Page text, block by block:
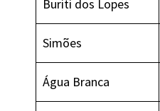
Buriti dos Lopes
Simões
Água Branca